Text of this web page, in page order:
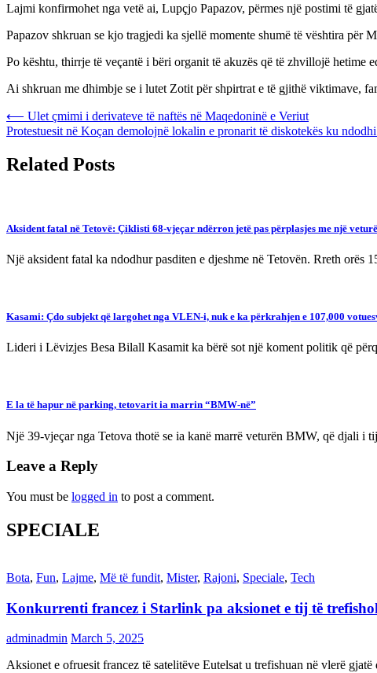
Lajmi konfirmohet nga vetë ai, Lupçjo Papazov, përmes një postimi të
Papazov shkruan se kjo tragjedi ka sjellë momente shumë të vështira për
Po kështu, thirrje të veçantë i bëri organit të akuzës që të zhvillojë hetime
Ai shkruan me dhimbje se i lutet Zotit për shpirtrat e të gjithë viktimave,
Post
navigation
⟵ Ulet çmimi i derivateve të naftës në Maqedoninë e Veriut
Protestuesit në Koçan demolojnë lokalin e pronarit të diskotekës ku
Related Posts
Aksident fatal në Tetovë: Çiklisti 68-vjeçar ndërron jetë pas përplasjes me një veturë
Një aksident fatal ka ndodhur pasditen e djeshme në Tetovën. Rreth
Kasami: Çdo subjekt që largohet nga VLEN-i, nuk e ka përkrahjen e 107,000
Lideri i Lëvizjes Besa Bilall Kasamit ka bërë sot një koment politik që
E la të hapur në parking, tetovarit ia marrin “BMW-në”
Një 39-vjeçar nga Tetova thotë se ia kanë marrë veturën BMW, që djali i
Leave a Reply
You must be logged in to post a comment.
SPECIALE
Bota, Fun, Lajme, Më të fundit, Mister, Rajoni, Speciale, Tech
Konkurrenti francez i Starlink pa aksionet e tij të
adminadmin March 5, 2025
Aksionet e ofruesit francez të satelitëve Eutelsat u trefishuan në vlerë